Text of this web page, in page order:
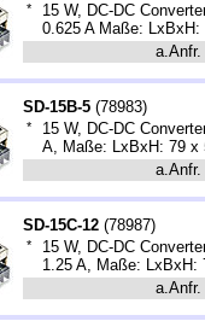
*
15 W, DC-DC
0.625 A Maße:
a.Anfr.
SD-15B-5 (78983)
*
15 W, DC-DC
A, Maße: LxBxH: 79 x
a.Anfr.
SD-15C-12 (78987)
*
15 W, DC-DC
1.25 A, Maße: LxBxH:
a.Anfr.